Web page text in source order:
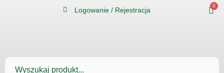
Logowanie / Rejestracja 0